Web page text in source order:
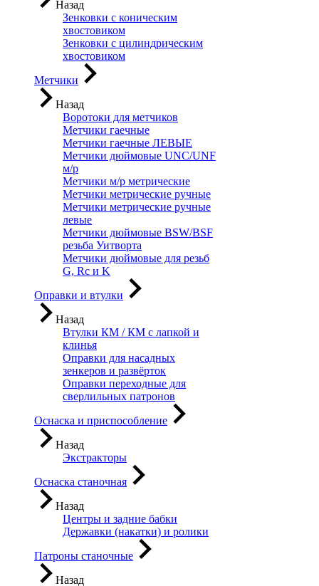
Назад
Зенковки с коническим
хвостовиком
Зенковки с цилиндрическим
хвостовиком
Метчики
Назад
Воротоки для метчиков
Метчики гаечные
Метчики гаечные ЛЕВЫЕ
Метчики дюймовые UNC/UNF
м/р
Метчики м/р метрические
Метчики метрические ручные
Метчики метрические ручные
левые
Метчики дюймовые BSW/BSF
резьба Уитворта
Метчики дюймовые для резьб
G, Rc и K
Оправки и втулки
Назад
Втулки КМ / КМ с лапкой и
клинья
Оправки для насадных
зенкеров и развёрток
Оправки переходные для
сверлильных патронов
Оснаска и приспособление
Назад
Экстракторы
Оснаска станочная
Назад
Центры и задние бабки
Державки (накатки) и ролики
Патроны станочные
Назад